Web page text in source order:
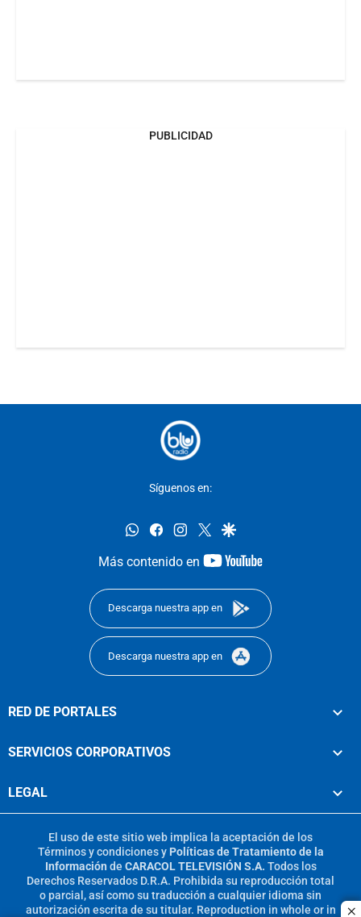
PUBLICIDAD
Síguenos en:
whatsappfacebookinstagram
twittergoogle
Más contenido en
youtube-
Descarga nuestra app en
Descarga nuestra app en
RED DE PORTALES
SERVICIOS CORPORATIVOS
LEGAL
El uso de este sitio web implica la aceptación de los
Términos y condicionesy Políticas de Tratamiento de la
Información de CARACOL TELEVISIÓN S.A. Todos los
Derechos Reservados D.R.A. Prohibida su reproducción total
o parcial, así como su traducción a cualquier idioma sin
autorización escrita de su titular. Reproduction in whole or in